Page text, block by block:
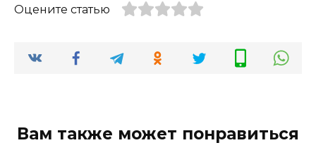
Оцените статью
Вам также может понравиться